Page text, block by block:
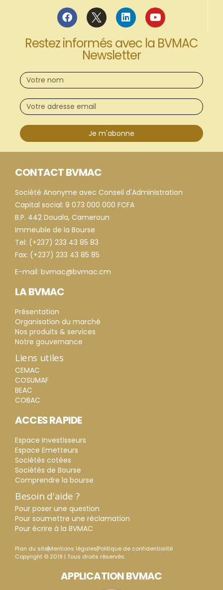
Restez informés avec la BVMAC
Newsletter
Je m'abonne
CONTACT BVMAC
Société Anonyme avec Conseil d'Administration
Capital social: 9 073 000 000 FCFA
B.P. 442 Douala, Cameroun
Immeuble de la Bourse
Tel: (+237) 233 43 85 83
Fax: (+237) 233 43 85 85
E-mail: bvmac@bvmac.cm
LA BVMAC
Présentation
Organisation du marché
Nos produits & services
Notre gouvernance
Liens utiles
CEMAC
COSUMAF
BEAC
COBAC
ACCES RAPIDE
Espace Investisseurs
Espace Emetteurs
Sociétés cotées
Sociétés de Bourse
Comprendre la bourse
Besoin d'aide ?
Pour poser une question
Pour soumettre une réclamation
Pour écrire à la BVMAC
Plan du siteMentions légalesPolitique de confidentialité
Copyright © 2019 | Tous droits réservés.
APPLICATION BVMAC